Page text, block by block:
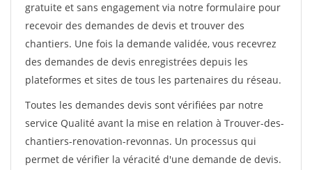
gratuite et sans engagement via notre formulaire pour
recevoir des demandes de devis et trouver des
chantiers. Une fois la demande validée, vous recevrez
des demandes de devis enregistrées depuis les
plateformes et sites de tous les partenaires du réseau.
Toutes les demandes devis sont vérifiées par notre
service Qualité avant la mise en relation à Trouver-des-
chantiers-renovation-revonnas. Un processus qui
permet de vérifier la véracité d'une demande de devis.